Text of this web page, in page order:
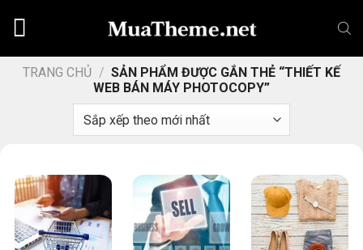
dungTRANG CHỦ / SẢN PHẨM ĐƯỢC GẮN THẺ “THIẾT KẾ
WEB BÁN MÁY PHOTOCOPY”